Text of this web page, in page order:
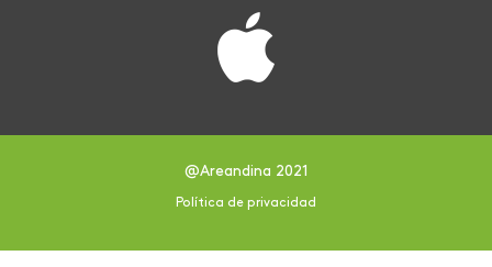
@Areandina 2021
Política de privacidad